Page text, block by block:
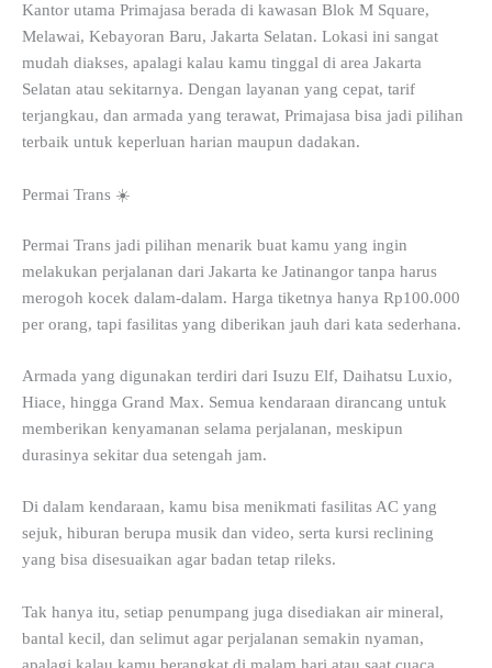
Kantor utama Primajasa berada di kawasan Blok M Square,
Melawai, Kebayoran Baru, Jakarta Selatan. Lokasi ini sangat
mudah diakses, apalagi kalau kamu tinggal di area Jakarta
Selatan atau sekitarnya. Dengan layanan yang cepat, tarif
terjangkau, dan armada yang terawat, Primajasa bisa jadi pilihan
terbaik untuk keperluan harian maupun dadakan.
Permai Trans ☀️
Permai Trans jadi pilihan menarik buat kamu yang ingin
melakukan perjalanan dari Jakarta ke Jatinangor tanpa harus
merogoh kocek dalam-dalam. Harga tiketnya hanya Rp100.000
per orang, tapi fasilitas yang diberikan jauh dari kata sederhana.
Armada yang digunakan terdiri dari Isuzu Elf, Daihatsu Luxio,
Hiace, hingga Grand Max. Semua kendaraan dirancang untuk
memberikan kenyamanan selama perjalanan, meskipun
durasinya sekitar dua setengah jam.
Di dalam kendaraan, kamu bisa menikmati fasilitas AC yang
sejuk, hiburan berupa musik dan video, serta kursi reclining
yang bisa disesuaikan agar badan tetap rileks.
Tak hanya itu, setiap penumpang juga disediakan air mineral,
bantal kecil, dan selimut agar perjalanan semakin nyaman,
apalagi kalau kamu berangkat di malam hari atau saat cuaca